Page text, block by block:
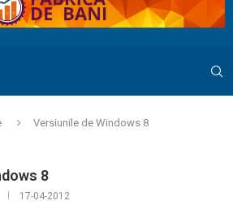
Versiunile de Windows 8
8
17-04-2012